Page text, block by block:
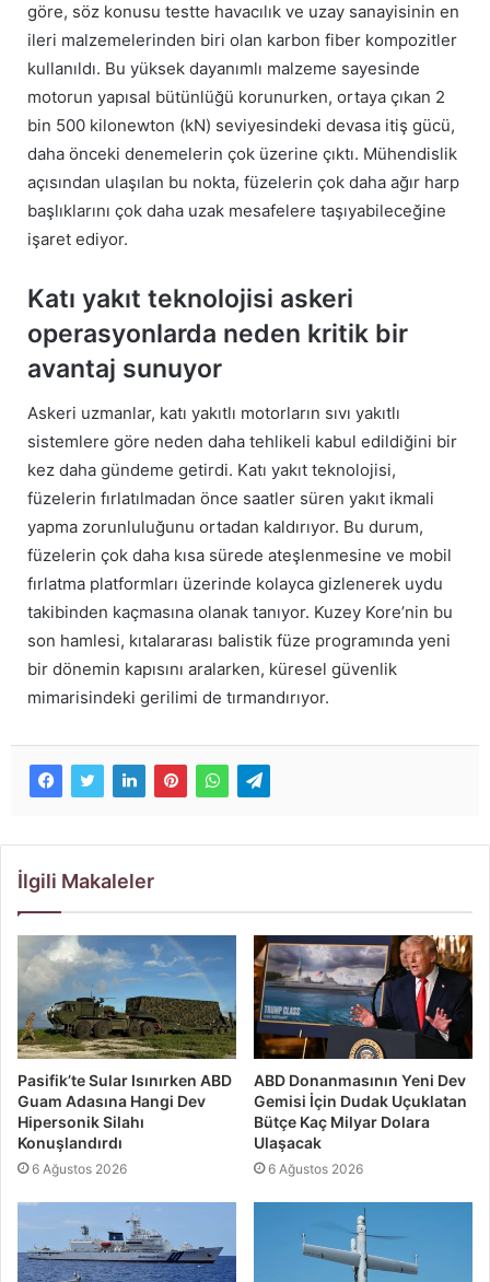
göre, söz konusu testte havacılık ve uzay sanayisinin en
ileri malzemelerinden biri olan karbon fiber kompozitler
kullanıldı. Bu yüksek dayanımlı malzeme sayesinde
motorun yapısal bütünlüğü korunurken, ortaya çıkan 2
bin 500 kilonewton (kN) seviyesindeki devasa itiş gücü,
daha önceki denemelerin çok üzerine çıktı. Mühendislik
açısından ulaşılan bu nokta, füzelerin çok daha ağır harp
başlıklarını çok daha uzak mesafelere taşıyabileceğine
işaret ediyor.
Katı yakıt teknolojisi askeri
operasyonlarda neden kritik bir
avantaj sunuyor
Askeri uzmanlar, katı yakıtlı motorların sıvı yakıtlı
sistemlere göre neden daha tehlikeli kabul edildiğini bir
kez daha gündeme getirdi. Katı yakıt teknolojisi,
füzelerin fırlatılmadan önce saatler süren yakıt ikmali
yapma zorunluluğunu ortadan kaldırıyor. Bu durum,
füzelerin çok daha kısa sürede ateşlenmesine ve mobil
fırlatma platformları üzerinde kolayca gizlenerek uydu
takibinden kaçmasına olanak tanıyor. Kuzey Kore’nin bu
son hamlesi, kıtalararası balistik füze programında yeni
bir dönemin kapısını aralarken, küresel güvenlik
mimarisindeki gerilimi de tırmandırıyor.
İlgili Makaleler
Pasifik’te Sular Isınırken ABD
Guam Adasına Hangi Dev
Hipersonik Silahı
Konuşlandırdı
6 Ağustos 2026
ABD Donanmasının Yeni Dev
Gemisi İçin Dudak Uçuklatan
Bütçe Kaç Milyar Dolara
Ulaşacak
6 Ağustos 2026